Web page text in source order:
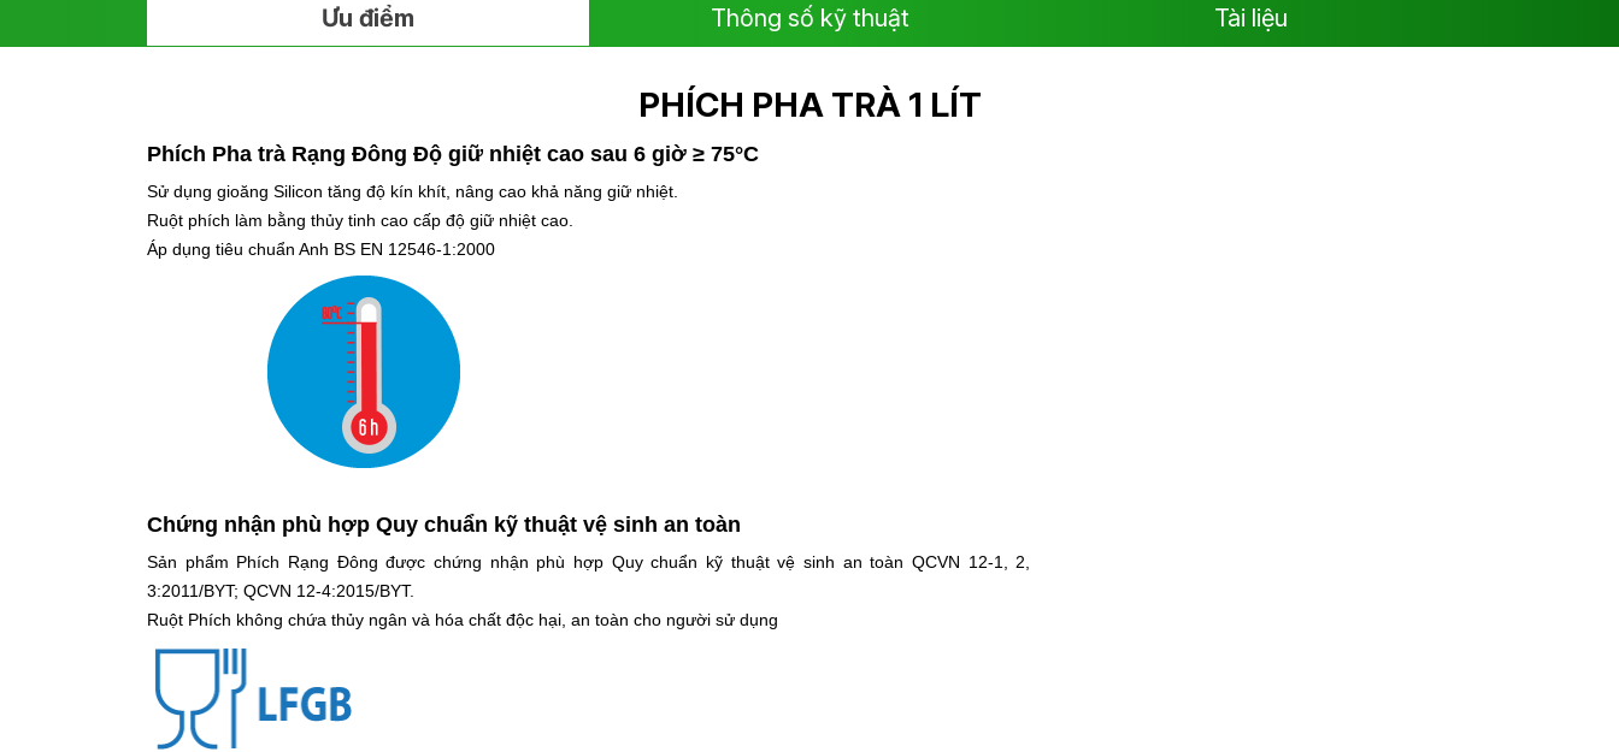
Ưu điểm Thông số kỹ thuật Tài liệu
PHÍCH PHA TRÀ 1 LÍT
Phích Pha trà Rạng Đông Độ giữ nhiệt cao sau 6 giờ ≥ 75°C
Sử dụng gioăng Silicon tăng độ kín khít, nâng cao khả năng giữ nhiệt.
Ruột phích làm bằng thủy tinh cao cấp độ giữ nhiệt cao.
Áp dụng tiêu chuẩn Anh BS EN 12546-1:2000
Chứng nhận phù hợp Quy chuẩn kỹ thuật vệ sinh an toàn
Sản phẩm Phích Rạng Đông được chứng nhận phù hợp Quy chuẩn kỹ thuật vệ sinh an toàn QCVN 12-1, 2,
3:2011/BYT; QCVN 12-4:2015/BYT.
Ruột Phích không chứa thủy ngân và hóa chất độc hại, an toàn cho người sử dụng